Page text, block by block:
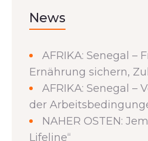
News
AFRIKA: Senegal –
Ernährung sichern,
AFRIKA: Senegal –
der
NAHER OSTEN:
Lifeline“